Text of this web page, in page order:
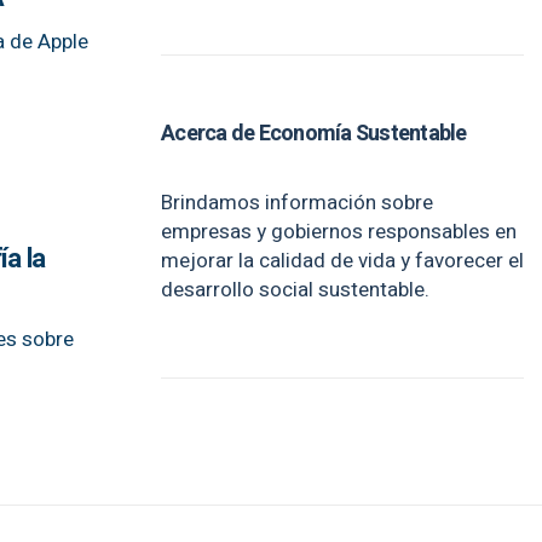
de Apple
la
sobre
Acerca de Economía Sustentable
Brindamos información sobre
empresas y gobiernos responsables en
mejorar la calidad de vida y favorecer el
desarrollo social sustentable.